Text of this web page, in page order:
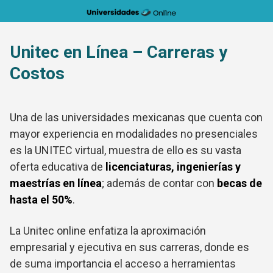
al
Unitec en Línea – Carreras y
Costos
Una de las universidades mexicanas que cuenta con
mayor experiencia en modalidades no presenciales
es la UNITEC virtual, muestra de ello es su vasta
oferta educativa de licenciaturas, ingenierías y
maestrías en línea; además de contar con becas de
hasta el 50%.
La Unitec online enfatiza la aproximación
empresarial y ejecutiva en sus carreras, donde es
de suma importancia el acceso a herramientas